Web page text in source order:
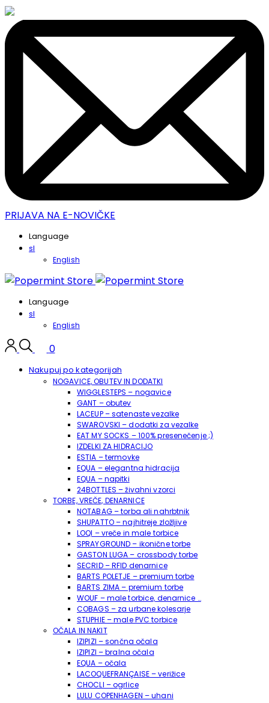
PRIJAVA NA E-NOVIČKE
Language
sl
English
Language
sl
English
0
Nakupuj po kategorijah
NOGAVICE, OBUTEV IN DODATKI
WIGGLESTEPS – nogavice
GANT – obutev
LACEUP – satenaste vezalke
SWAROVSKI – dodatki za vezalke
EAT MY SOCKS – 100% presenečenje ;)
IZDELKI ZA HIDRACIJO
ESTIA – termovke
EQUA – elegantna hidracija
EQUA – napitki
24BOTTLES – živahni vzorci
TORBE, VREČE, DENARNICE
NOTABAG – torba ali nahrbtnik
SHUPATTO – najhitreje zložljive
LOQI – vreče in male torbice
SPRAYGROUND – ikonične torbe
GASTON LUGA – crossbody torbe
SECRID – RFID denarnice
BARTS POLETJE – premium torbe
BARTS ZIMA – premium torbe
WOUF – male torbice, denarnice …
COBAGS – za urbane kolesarje
STUPHIE – male PVC torbice
OČALA IN NAKIT
IZIPIZI – sončna očala
IZIPIZI – bralna očala
EQUA – očala
LACOQUEFRANÇAISE – verižice
CHOCLI – ogrlice
LULU COPENHAGEN – uhani